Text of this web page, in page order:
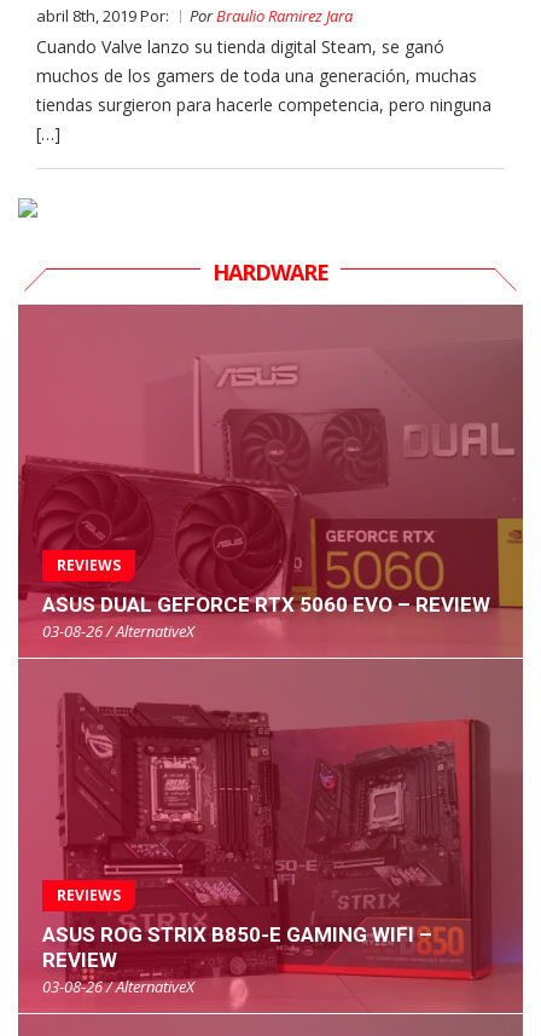
abril 8th, 2019 Por: PorBraulio Ramirez Jara
Cuando Valve lanzo su tienda digital Steam, se ganó
muchos de los gamers de toda una generación, muchas
tiendas surgieron para hacerle competencia, pero ninguna
[…]
HARDWARE
REVIEWS
ASUS DUAL GEFORCE RTX 5060 EVO – REVIEW
03-08-26 / AlternativeX
REVIEWS
ASUS ROG STRIX B850-E GAMING WIFI –
REVIEW
03-08-26 / AlternativeX